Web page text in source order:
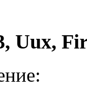
Uux,